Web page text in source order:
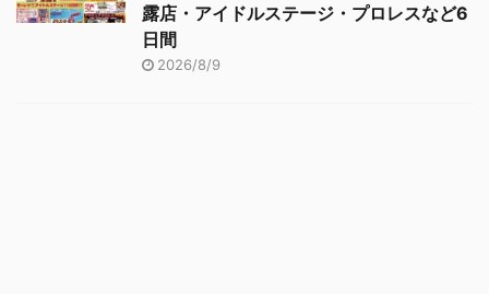
露店・アイドルステージ・プロレスなど6
日間
2026/8/9